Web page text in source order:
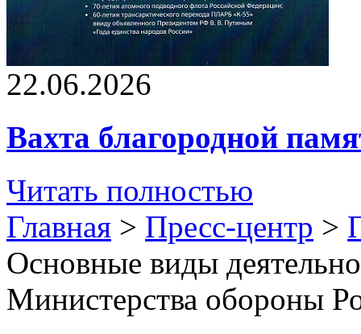
22.06.2026
Вахта благородной
Читать полностью
Главная > Пресс-центр >
Основные виды
Министерства обороны